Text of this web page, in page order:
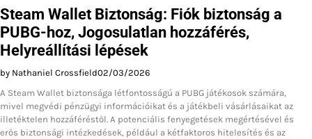
Steam Wallet Biztonság: Fiók biztonság a
PUBG-hoz, Jogosulatlan hozzáférés,
Helyreállítási lépések
by Nathaniel Crossfield02/03/2026
A Steam Wallet biztonsága létfontosságú a PUBG játékosok számára,
mivel megvédi pénzügyi információikat és a játékbeli vásárlásaikat az
illetéktelen hozzáféréstől. A potenciális fenyegetések megértésével és
erős biztonsági intézkedések, például a kétfaktoros hitelesítés és az